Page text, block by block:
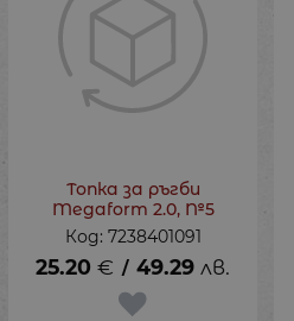
Топка за ръгби
Megaform 2.0, №5
Код: 7238401091
25.20 € / 49.29 лв.